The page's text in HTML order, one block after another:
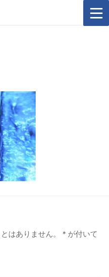
はありません。 * が付いて